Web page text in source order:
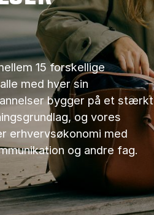
15 forskellige
med hver sin
bygger på et stærkt
og vores
erhvervsøkonomi med
og andre fag.